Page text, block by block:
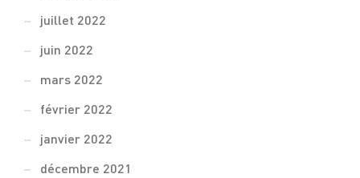
juillet 2022
juin 2022
mars 2022
février 2022
janvier 2022
décembre 2021